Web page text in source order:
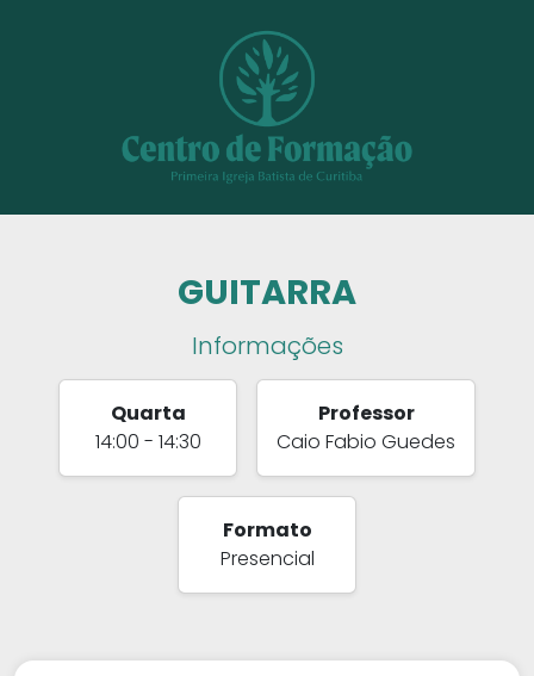
GUITARRA
Informações
Quarta
14:00 - 14:30
Professor
Caio Fabio Guedes
Formato
Presencial